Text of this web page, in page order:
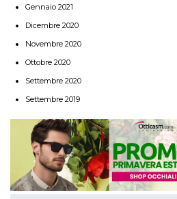
Gennaio 2021
Dicembre 2020
Novembre 2020
Ottobre 2020
Settembre 2020
Settembre 2019